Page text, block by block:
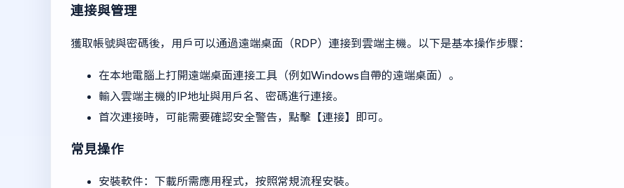
連接與管理
獲取帳號與密碼後，用戶可以通過遠端桌面（RDP）連接到雲端主機。以下是基本操作步驟：
在本地電腦上打開遠端桌面連接工具（例如Windows自帶的遠端桌面）。
輸入雲端主機的IP地址與用戶名、密碼進行連接。
首次連接時，可能需要確認安全警告，點擊【連接】即可。
常見操作
安裝軟件：下載所需應用程式，按照常規流程安裝。